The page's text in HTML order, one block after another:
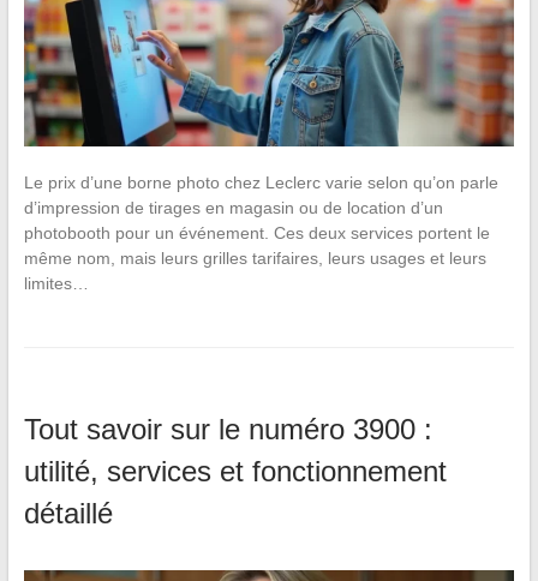
Le prix d’une borne photo chez Leclerc varie selon qu’on parle
d’impression de tirages en magasin ou de location d’un
photobooth pour un événement. Ces deux services portent le
même nom, mais leurs grilles tarifaires, leurs usages et leurs
limites…
Tout savoir sur le numéro 3900 :
utilité, services et fonctionnement
détaillé